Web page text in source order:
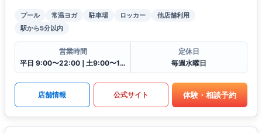
プール 常温ヨガ 駐車場 ロッカー
他店舗利用
駅から5分以内
営業時間
平日 9:00〜22:00❘土9:00〜19:00❘日9:00〜17:00❘祝9:00〜16:30
定休日
毎週水曜日
店舗情報 公式サイト 体験・相談予約